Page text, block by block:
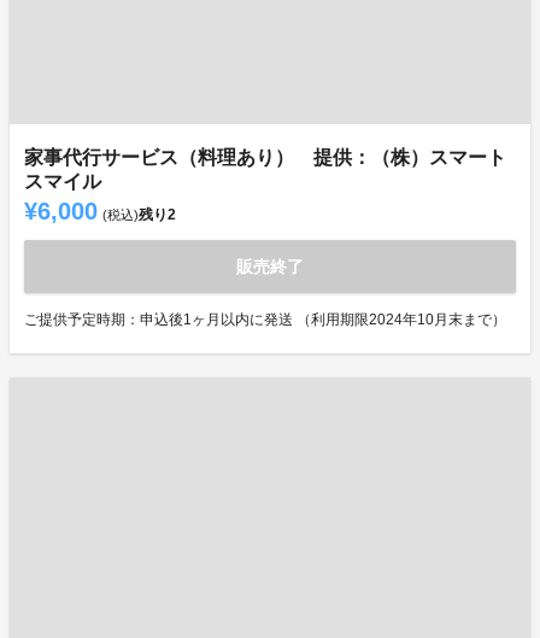
家事代行サービス（料理あり） 提供：（株）スマート
スマイル
¥6,000 (税込)残り2
販売終了
ご提供予定時期：申込後1ヶ月以内に発送 （利用期限2024年10月末まで）